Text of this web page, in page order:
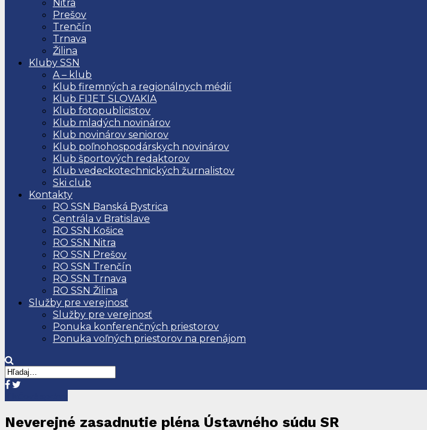
Nitra
Prešov
Trenčín
Trnava
Žilina
Kluby SSN
A – klub
Klub firemných a regionálnych médií
Klub FIJET SLOVAKIA
Klub fotopublicistov
Klub mladých novinárov
Klub novinárov seniorov
Klub poľnohospodárskych novinárov
Klub športových redaktorov
Klub vedeckotechnických žurnalistov
Ski club
Kontakty
RO SSN Banská Bystrica
Centrála v Bratislave
RO SSN Košice
RO SSN Nitra
RO SSN Prešov
RO SSN Trenčín
RO SSN Trnava
RO SSN Žilina
Služby pre verejnosť
Služby pre verejnosť
Ponuka konferenčných priestorov
Ponuka voľných priestorov na prenájom
Neverejné zasadnutie pléna Ústavného súdu SR